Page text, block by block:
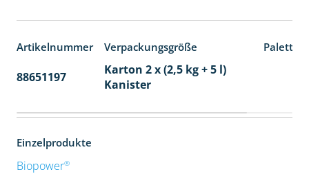
Artikelnummer Verpackungsgröße
88651197
Karton 2 x (2,5 kg + 5 l)
Kanister
Einzelprodukte
Biopower®